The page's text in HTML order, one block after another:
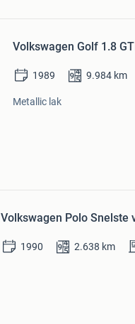
Volkswagen Golf 1.8
1989 9.984 km
Metallic lak
Volkswagen Polo Snelste
1990 2.638 km